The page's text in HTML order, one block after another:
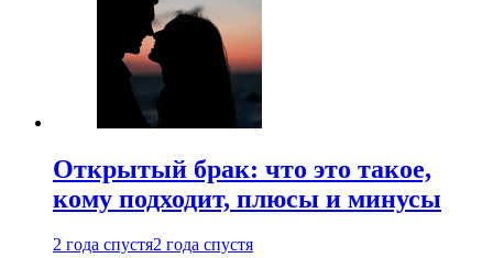
Открытый брак: что это такое,
кому подходит, плюсы и минусы
2 года спустя2 года спустя